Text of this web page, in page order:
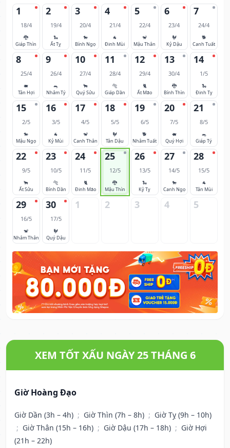
1
18/4
🐉
Giáp Thìn
2
19/4
🐍
Ất Tỵ
3
20/4
🐎
Bính Ngọ
4
21/4
🐐
Đinh Mùi
5
22/4
🐒
Mậu Thân
6
23/4
🐓
Kỷ Dậu
7
24/4
🐕
Canh Tuất
8
25/4
🐖
Tân Hợi
9
26/4
🐀
Nhâm Tý
10
27/4
🐂
Quý Sửu
11
28/4
🐅
Giáp Dần
12
29/4
🐈
Ất Mão
13
30/4
🐉
Bính Thìn
14
1/5
🐍
Đinh Tỵ
15
2/5
🐎
Mậu Ngọ
16
3/5
🐐
Kỷ Mùi
17
4/5
🐒
Canh Thân
18
5/5
🐓
Tân Dậu
19
6/5
🐕
Nhâm Tuất
20
7/5
🐖
Quý Hợi
21
8/5
🐀
Giáp Tý
22
9/5
🐂
Ất Sửu
23
10/5
🐅
Bính Dần
24
11/5
🐈
Đinh Mão
25
12/5
🐉
Mậu Thìn
26
13/5
🐍
Kỷ Tỵ
27
14/5
🐎
Canh Ngọ
28
15/5
🐐
Tân Mùi
29
16/5
🐒
Nhâm Thân
30
17/5
🐓
Quý Dậu
1 2 3 4 5
XEM TỐT XẤU NGÀY 25 THÁNG 6
Giờ Hoàng Đạo
Giờ Dần (3h – 4h) ; Giờ Thìn (7h – 8h) ; Giờ Tỵ (9h – 10h)
; Giờ Thân (15h – 16h) ; Giờ Dậu (17h – 18h) ; Giờ Hợi
(21h – 22h)